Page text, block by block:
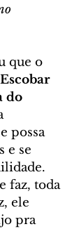
que o
do
possa
e se
faz, toda
ele
pra